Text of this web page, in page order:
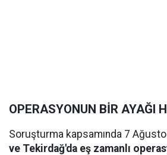
OPERASYONUN BİR AYAĞI
Soruşturma kapsamında 7
ve Tekirdağ'da eş zamanlı